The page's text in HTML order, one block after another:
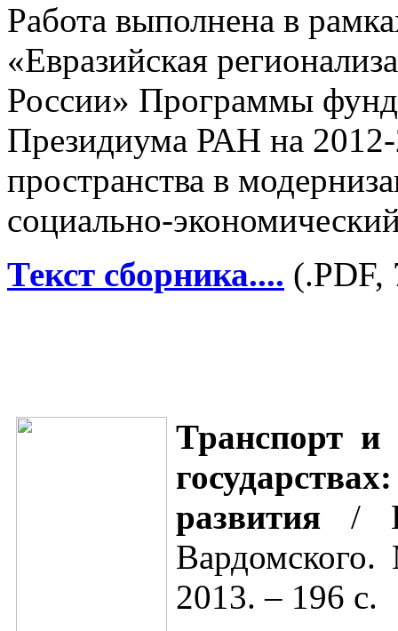
Работа выполнена в
«Евразийская
России» Программы
Президиума РАН на
пространства в
социально-
Текст сборника.... (.PDF,
Транспорт и
развития /
2013. – 196 c.